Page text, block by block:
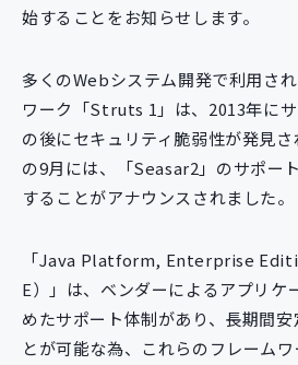
イベント・セミナー
ニュース
採用情報
Contact
始することをお知らせします。
多くのWebシステム開発で利用さ
ワーク「Struts 1」は、2013年に
の後にセキュリティ脆弱性が発見
の9月には、「Seasar2」のサポー
することがアナウンスされました。
「Java Platform, Enterprise
E）」は、ベンダーによるアプリケ
めたサポート体制があり、長期間
とが可能な為、これらのフレーム